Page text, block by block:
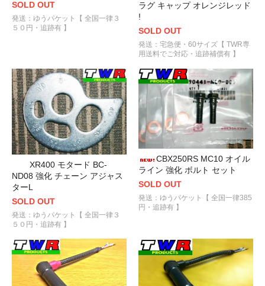
SOLD OUT
発送：ゆうパケット【 全国一律３
５０円・追跡有 】
ラグ キャップ オレンジレッド
!
SOLD OUT
発送：宅急便・60サイズ【 TWR専
用送料でご対応・追跡補償有 】
XR400 モタード BC-
ND08 強化 チェーン アジャス
ターL
SOLD OUT
発送：ゆうパケット【 全国一律３
５０円・追跡有 】
CBX250RS MC10 オイル
ライン 強化 ボルト セット
SOLD OUT
発送：ゆうパケット【 全国一律385
円・追跡有 】